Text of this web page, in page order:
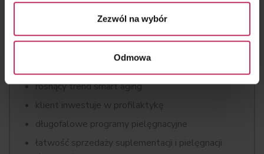
Zezwól na wybór
Odmowa
8. KOSMETOLOGIA LONGEVITY I SKIN
QUALITY
rosnący trend smart aging
klient inwestuje w profilaktykę
długofalowe programy pielęgnacyjne
łatwość sprzedaży suplementacji i pielęgnacji